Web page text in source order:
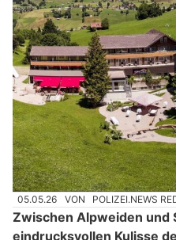
05.05.26 VON POLIZEI.NEWS
Zwischen Alpweiden und
eindrucksvollen Kulisse